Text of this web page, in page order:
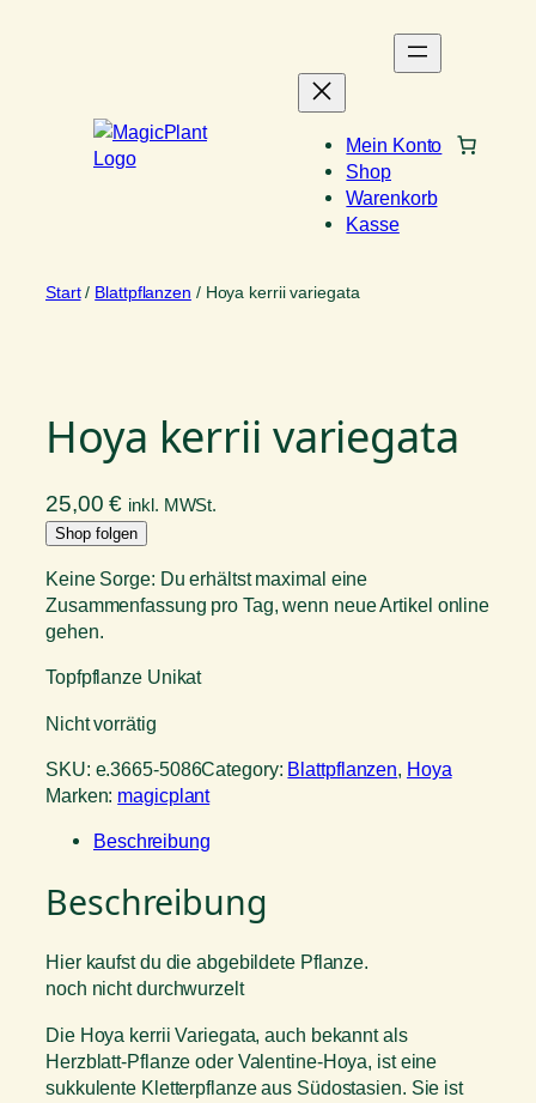
Mein Konto
Shop
Warenkorb
Kasse
Start/ Blattpflanzen / Hoya kerrii variegata
Hoya kerrii variegata
25,00€ inkl. MWSt.
Shop folgen
Keine Sorge: Du erhältst maximal eine
Zusammenfassung pro Tag, wenn neue Artikel online
gehen.
Topfpflanze Unikat
Nicht vorrätig
SKU: e.3665-5086Category: Blattpflanzen, Hoya
Marken: magicplant
Beschreibung
Beschreibung
Hier kaufst du die abgebildete Pflanze.
noch nicht durchwurzelt
Die Hoya kerrii Variegata, auch bekannt als
Herzblatt-Pflanze oder Valentine-Hoya, ist eine
sukkulente Kletterpflanze aus Südostasien. Sie ist